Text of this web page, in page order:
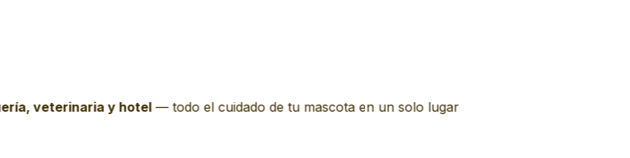
veterinaria y hotel—todo el cuidado de tu mascota en un solo lugar